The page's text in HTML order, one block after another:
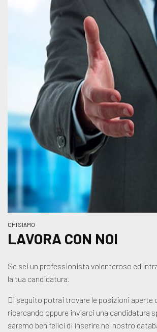
CHI SIAMO
LAVORA CON NOI
Se sei un professionista volenteroso ed
la tua candidatura.
Di seguito potrai trovare le posizioni aperte
ricercando oppure inviarci una candidatura
saremo ben felici di inserire nel nostro